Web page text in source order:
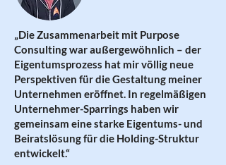
„Die Zusammenarbeit mit Purpose
Consulting war außergewöhnlich – der
Eigentumsprozess hat mir völlig neue
Perspektiven für die Gestaltung meiner
Unternehmen eröffnet. In regelmäßigen
Unternehmer-Sparrings haben wir
gemeinsam eine starke Eigentums- und
Beiratslösung für die Holding-Struktur
entwickelt.“